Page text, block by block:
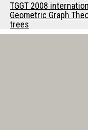
TGGT 2008
Geometric Graph
trees